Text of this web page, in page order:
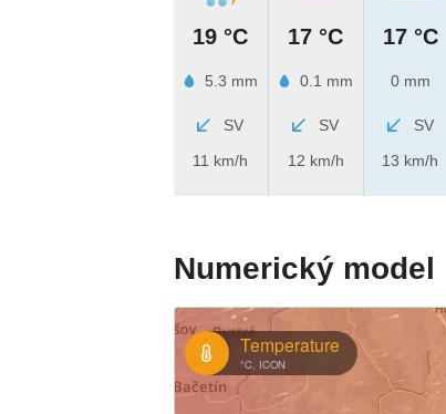
19 °C
5.3 mm
SV
11 km/h
17 °C
0.1 mm
SV
12 km/h
17 °C
0 mm
SV
13 km/h
Numerický model